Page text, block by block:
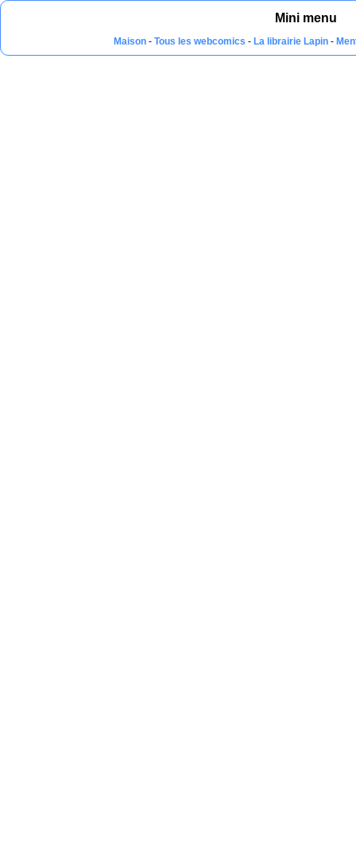
Mini menu
Maison -Tous les webcomics - La librairie Lapin -